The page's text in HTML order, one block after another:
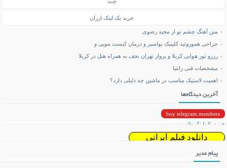
خرید بک لینک ارزان
متن آهنگ چشم تو از مجید رضوی
جراحی هموروئید کلینیک بواسیر و درمان کیست مویی و
رزرو تور هوایی کربلا و پرواز تهران نجف به همراه هتل در کربلا
مشخصات فنی زانتیا
اهمیت لاستیک مناسب در ماشین چه دلیلی دارد؟
آخرین دیدگاه‌ها
buy telegram members
خرید بک لینک دائمی
دانلود فیلم ایرانی
دانلود ریمیکس
پیام مدیر